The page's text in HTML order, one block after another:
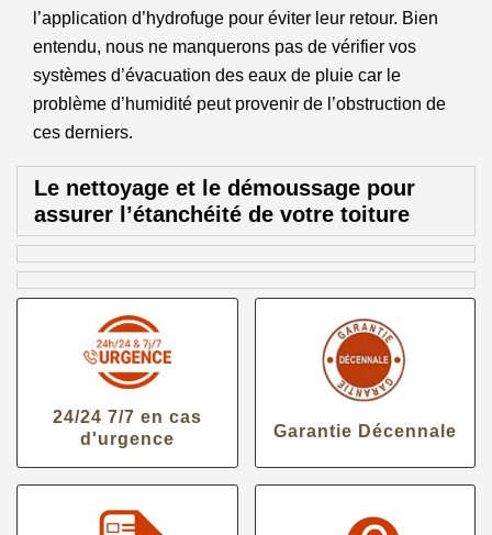
l’application d’hydrofuge pour éviter leur retour. Bien
entendu, nous ne manquerons pas de vérifier vos
systèmes d’évacuation des eaux de pluie car le
problème d’humidité peut provenir de l’obstruction de
ces derniers.
Le nettoyage et le démoussage pour
assurer l’étanchéité de votre toiture
24/24 7/7 en cas
d'urgence
Garantie Décennale